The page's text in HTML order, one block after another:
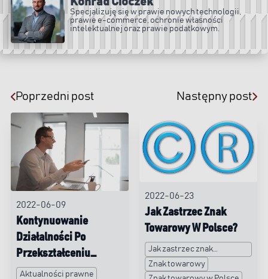
Specjalizuję się w prawie nowych technologii,
prawie e-commerce, ochronie własności
intelektualnej oraz prawie podatkowym.
Poprzedni post
2022-06-09
Kontynuowanie
Działalności Po
Przekształceniu
Jednoosobowej
Aktualności prawne
Następny post
2022-06-23
Jak Zastrzec Znak
Towarowy W Polsce?
Jak zastrzec znak
towarowy
Znak towarowy